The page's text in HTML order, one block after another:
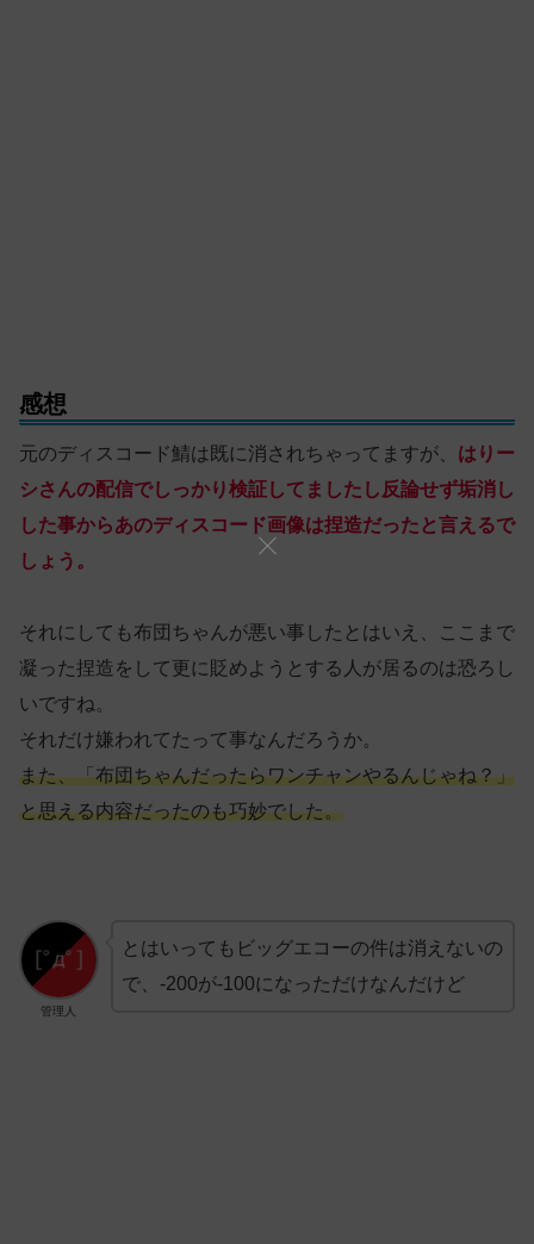
感想
元のディスコード鯖は既に消されちゃってますが、 はりー
シさんの配信でしっかり検証してましたし反論せず垢消し
した事からあのディスコード画像は捏造だったと言えるで
しょう。
それにしても布団ちゃんが悪い事したとはいえ、ここまで
凝った捏造をして更に貶めようとする人が居るのは恐ろし
いですね。
それだけ嫌われてたって事なんだろうか。
また、「布団ちゃんだったらワンチャンやるんじゃね？」
と思える内容だったのも巧妙でした。
管理人
とはいってもビッグエコーの件は消えないの
で、-200が-100になっただけなんだけど